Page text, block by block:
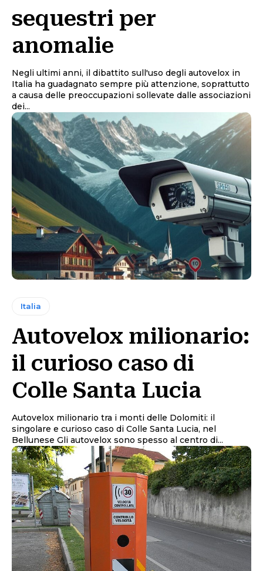
sequestri per
anomalie
Negli ultimi anni, il dibattito sull'uso degli autovelox in
Italia ha guadagnato sempre più attenzione, soprattutto
a causa delle preoccupazioni sollevate dalle associazioni
dei...
Italia
Autovelox milionario:
il curioso caso di
Colle Santa Lucia
Autovelox milionario tra i monti delle Dolomiti: il
singolare e curioso caso di Colle Santa Lucia, nel
Bellunese Gli autovelox sono spesso al centro di...